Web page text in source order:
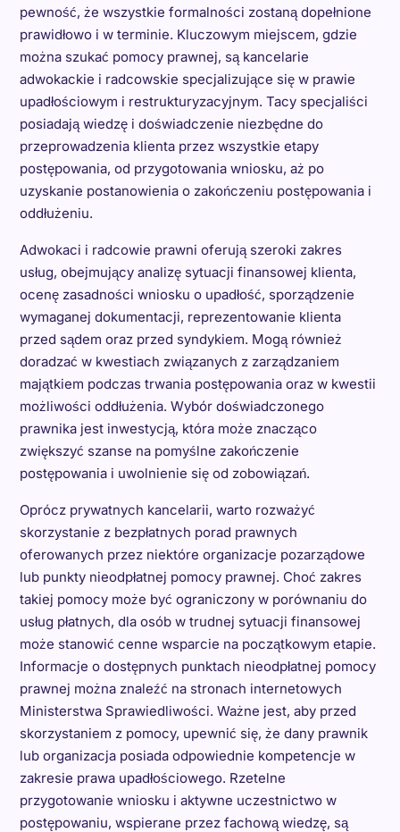
pewność, że wszystkie formalności zostaną dopełnione
prawidłowo i w terminie. Kluczowym miejscem, gdzie
można szukać pomocy prawnej, są kancelarie
adwokackie i radcowskie specjalizujące się w prawie
upadłościowym i restrukturyzacyjnym. Tacy specjaliści
posiadają wiedzę i doświadczenie niezbędne do
przeprowadzenia klienta przez wszystkie etapy
postępowania, od przygotowania wniosku, aż po
uzyskanie postanowienia o zakończeniu postępowania i
oddłużeniu.
Adwokaci i radcowie prawni oferują szeroki zakres
usług, obejmujący analizę sytuacji finansowej klienta,
ocenę zasadności wniosku o upadłość, sporządzenie
wymaganej dokumentacji, reprezentowanie klienta
przed sądem oraz przed syndykiem. Mogą również
doradzać w kwestiach związanych z zarządzaniem
majątkiem podczas trwania postępowania oraz w kwestii
możliwości oddłużenia. Wybór doświadczonego
prawnika jest inwestycją, która może znacząco
zwiększyć szanse na pomyślne zakończenie
postępowania i uwolnienie się od zobowiązań.
Oprócz prywatnych kancelarii, warto rozważyć
skorzystanie z bezpłatnych porad prawnych
oferowanych przez niektóre organizacje pozarządowe
lub punkty nieodpłatnej pomocy prawnej. Choć zakres
takiej pomocy może być ograniczony w porównaniu do
usług płatnych, dla osób w trudnej sytuacji finansowej
może stanowić cenne wsparcie na początkowym etapie.
Informacje o dostępnych punktach nieodpłatnej pomocy
prawnej można znaleźć na stronach internetowych
Ministerstwa Sprawiedliwości. Ważne jest, aby przed
skorzystaniem z pomocy, upewnić się, że dany prawnik
lub organizacja posiada odpowiednie kompetencje w
zakresie prawa upadłościowego. Rzetelne
przygotowanie wniosku i aktywne uczestnictwo w
postępowaniu, wspierane przez fachową wiedzę, są